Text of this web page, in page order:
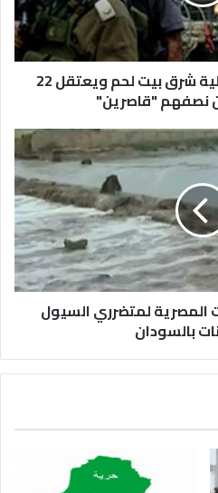
تدريبات عسكرية إسرائيلية شرق بيت لحم ويعتقل 22
نصفهم "قاصرين"
المصرية لمتضرري السيول
بالسودان